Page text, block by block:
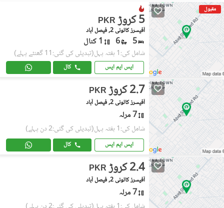
مقبول
PKR 5 کروڑ
آفیسرز کالونی 2, فیصل آباد
5
6 1 کنال
شامل کی:1 ہفتہ پہل (تبدیلی کی گئی:11 گھنٹے پہلے)
ایس ایم ایس کال
PKR 2.7 کروڑ
آفیسرز کالونی 2, فیصل آباد
7 مرلہ
شامل کی:1 ہفتہ پہل (تبدیلی کی گئی:2 دن پہلے)
ایس ایم ایس کال
PKR 2.4 کروڑ
آفیسرز کالونی 2, فیصل آباد
7 مرلہ